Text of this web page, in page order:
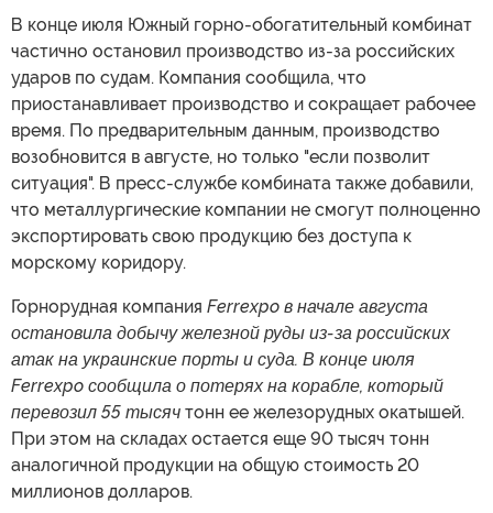
В конце июля Южный горно-обогатительный комбинат
частично остановил производство из-за российских
ударов по судам. Компания сообщила, что
приостанавливает производство и сокращает рабочее
время. По предварительным данным, производство
возобновится в августе, но только "если позволит
ситуация". В пресс-службе комбината также добавили,
что металлургические компании не смогут полноценно
экспортировать свою продукцию без доступа к
морскому коридору.
Горнорудная компания Ferrexpo в начале августа
остановила добычу железной руды из-за российских
атак на украинские порты и суда. В конце июля
Ferrexpo сообщила о потерях на корабле, который
перевозил 55 тысяч тонн ее железорудных окатышей.
При этом на складах остается еще 90 тысяч тонн
аналогичной продукции на общую стоимость 20
миллионов долларов.